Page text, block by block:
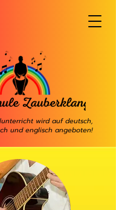
wird auf deutsch,
und englisch angeboten!